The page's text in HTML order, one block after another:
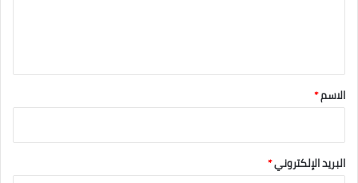
*
الاسم*
البريد الإلكتروني*